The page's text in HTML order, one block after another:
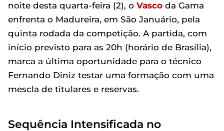
noite desta quarta-feira (2), o Vasco da Gama
enfrenta o Madureira, em São Januário, pela
quinta rodada da competição. A partida, com
início previsto para as 20h (horário de Brasília),
marca a última oportunidade para o técnico
Fernando Diniz testar uma formação com uma
mescla de titulares e reservas.
Sequência Intensificada no